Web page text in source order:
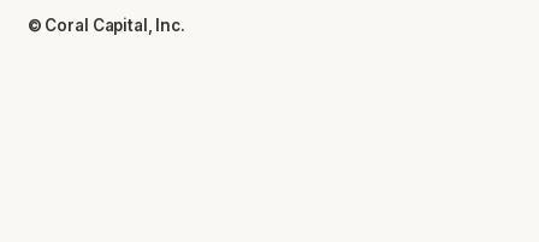
© Coral Capital, Inc.